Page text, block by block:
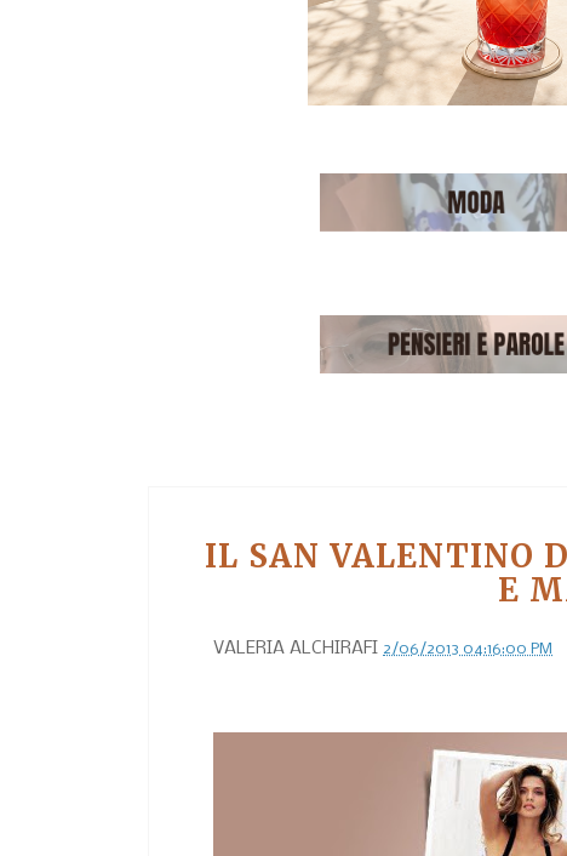
IL SAN VALENTINO
E
VALERIA ALCHIRAFI 2/06/2013 04:16:00 PM